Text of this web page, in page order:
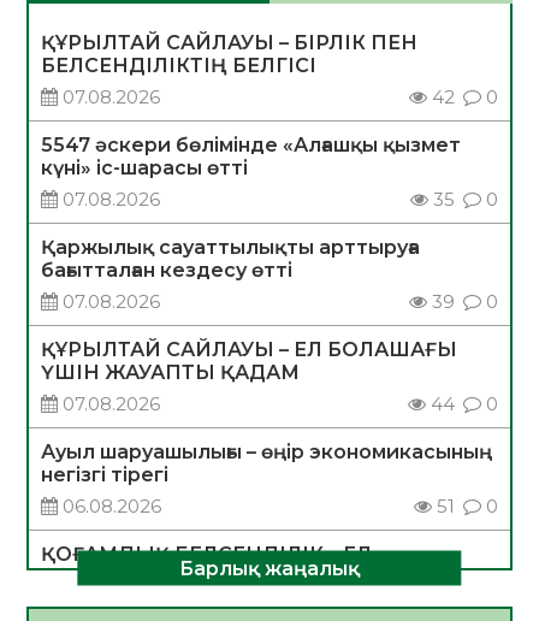
ҚҰРЫЛТАЙ САЙЛАУЫ – БІРЛІК ПЕН
БЕЛСЕНДІЛІКТІҢ БЕЛГІСІ
07.08.2026
42 0
5547 әскери бөлімінде «Алғашқы қызмет
күні» іс-шарасы өтті
07.08.2026
35 0
Қаржылық сауаттылықты арттыруға
бағытталған кездесу өтті
07.08.2026
39 0
ҚҰРЫЛТАЙ САЙЛАУЫ – ЕЛ БОЛАШАҒЫ
ҮШІН ЖАУАПТЫ ҚАДАМ
07.08.2026
44 0
Ауыл шаруашылығы – өңір экономикасының
негізгі тірегі
06.08.2026
51 0
ҚОҒАМДЫҚ БЕЛСЕНДІЛІК – ЕЛ
ДАМУЫНЫҢ НЕГІЗІ
06.08.2026
49 0
Барлық жаңалық